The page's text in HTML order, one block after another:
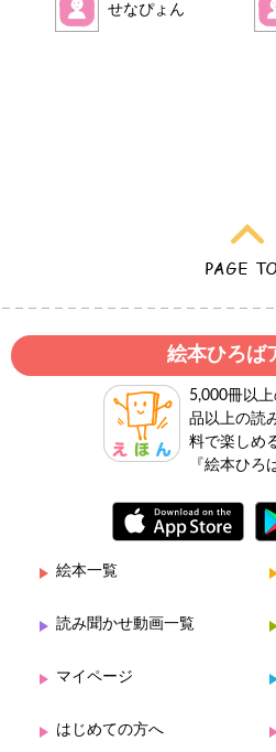
せなぴょん
絵本ひろば
5,000冊以
品以上の読
料で楽しめ
『絵本ひろ
絵本一覧
読み聞かせ動画一覧
マイページ
はじめての方へ